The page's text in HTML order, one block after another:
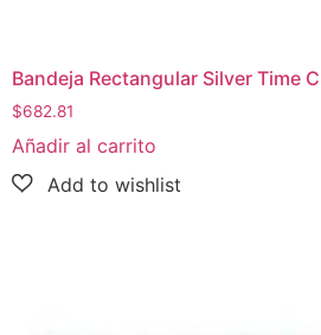
Bandeja Rectangular Silver Time
$682.81
Añadir al carrito